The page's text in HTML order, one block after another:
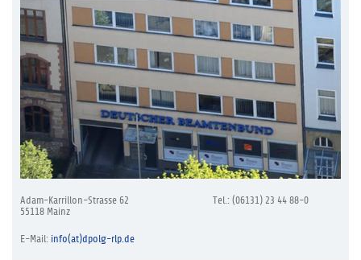
Adam-Karrillon-Strasse 62
55118 Mainz
Tel.: (06131) 23 44 88-0
E-Mail: info(at)dpolg-rlp.de